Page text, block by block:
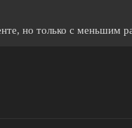
но только с меньшим